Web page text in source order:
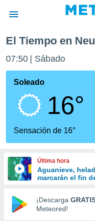
de
por
que se
calidad.
a este
las
y
forma
digital
basada
El Tiempo en
07:50 Sábado
Soleado
16°
Sensación de 16°
Última hora
Aguanieve,
marcarán el fin
¡Descarga
Meteored!